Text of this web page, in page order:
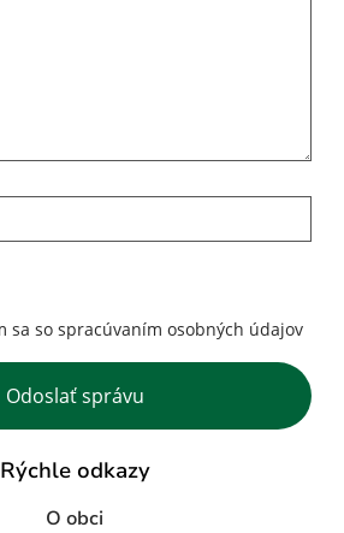
sa so spracúvaním osobných údajov
Odoslať správu
Rýchle odkazy
O obci